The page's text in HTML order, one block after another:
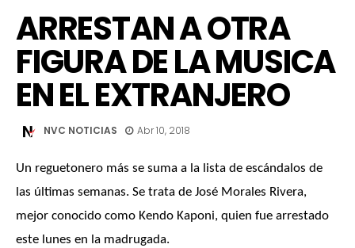
ARRESTAN A OTRA
FIGURA DE LA MUSICA
EN EL EXTRANJERO
NVC NOTICIAS Abr 10, 2018
Un reguetonero más se suma a la lista de escándalos de
las últimas semanas. Se trata de José Morales Rivera,
mejor conocido como Kendo Kaponi, quien fue arrestado
este lunes en la madrugada.